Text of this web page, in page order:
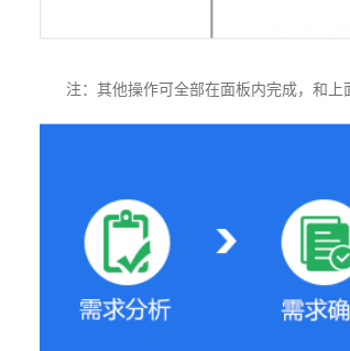
注：其他操作可全部在面板内完成，和上